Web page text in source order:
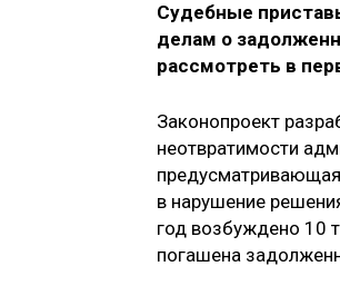
Судебные
делам о
рассмотреть в
Законопроект
неотвратимости
предусматривающая
в нарушение
год возбуждено 10
погашена